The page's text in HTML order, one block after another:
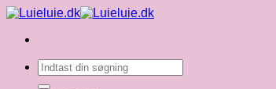
Fortsæt
indhold
Søg
efter: